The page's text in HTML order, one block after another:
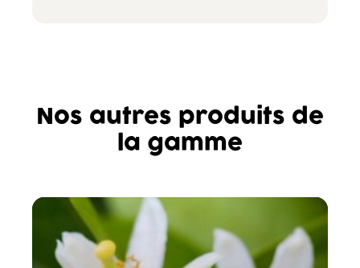
Nos autres produits de
la gamme